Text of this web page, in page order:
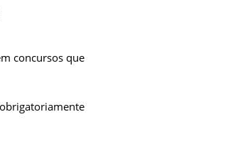
concursos que